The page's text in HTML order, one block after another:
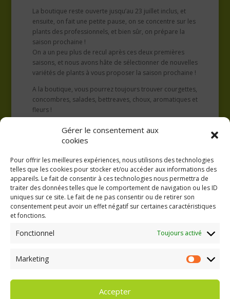
Gérer le consentement aux
cookies
Pour offrir les meilleures expériences, nous utilisons des technologies
telles que les cookies pour stocker et/ou accéder aux informations des
appareils. Le fait de consentir à ces technologies nous permettra de
traiter des données telles que le comportement de navigation ou les ID
uniques sur ce site. Le fait de ne pas consentir ou de retirer son
consentement peut avoir un effet négatif sur certaines caractéristiques
et fonctions.
Fonctionnel Toujours activé
Marketing Marketing
Accepter
La boutique reste ouverte jusqu’au 23 juillet inclus, et
ensuite, on fait une petite pause, on se concentre sur les
plants des professionnels, et bien sûr, on prépare la
saison prochaine !
On a un peu plus de recul après ces deux premières
saisons, et nous avons hâte de sélectionner de nouvelles
variétés de plants à vous proposer la saison prochaine !
A la boutique, vous pourrez toujours trouver courgettes,
concombres, salades, bettreaves, choux, aromatiques et
fleurs !
GAEC A la volée
Kergreach - Loperhet
06 65 62 84 25